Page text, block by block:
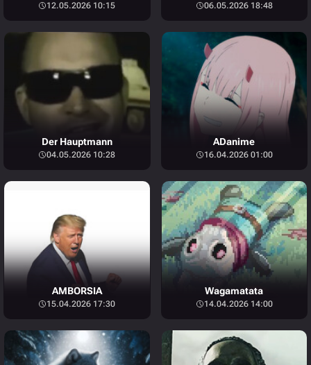
12.05.2026 10:15 06.05.2026 18:48
Der Hauptmann
04.05.2026 10:28
ADanime
16.04.2026 01:00
AMBORSIA
15.04.2026 17:30
Wagamatata
14.04.2026 14:00